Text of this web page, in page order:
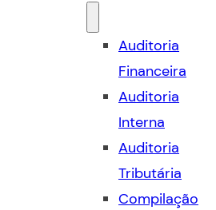
Auditoria
Financeira
Auditoria
Interna
Auditoria
Tributária
Compilação